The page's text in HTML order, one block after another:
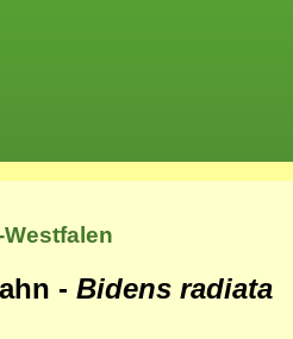
- Bidens radiata